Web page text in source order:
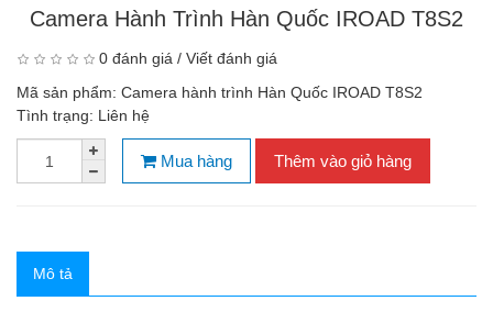
Camera Hành Trình Hàn Quốc IROAD T8S2
0 đánh giá / Viết đánh giá
Mã sản phẩm: Camera hành trình Hàn Quốc IROAD T8S2
Tình trạng: Liên hệ
Mua hàng Thêm vào giỏ hàng
Mô tả